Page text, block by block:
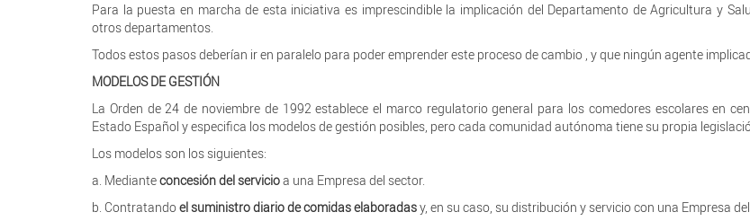
Para la puesta en marcha de esta iniciativa es imprescindible la implicación del Departamento de Agricultura y
otros departamentos.
Todos estos pasos deberían ir en paralelo para poder emprender este proceso de cambio , y que ningún agente
MODELOS DE GESTIÓN
La Orden de 24 de noviembre de 1992 establece el marco regulatorio general para los comedores escolares en
Estado Español y especifica los modelos de gestión posibles, pero cada comunidad autónoma tiene su propia
Los modelos son los siguientes:
a. Medianteconcesión del servicioa una Empresa del sector.
b. Contratandoel suministro diario de comidas elaboradasy, en su caso, su distribución y servicio con una Empresa